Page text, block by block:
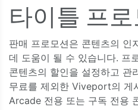
타이틀 프로
판매 프로모션은 콘텐츠의 인
데 도움이 될 수 있습니다. 프
콘텐츠의 할인을 설정하고 관
무료를 제외한 Viveport의 게
Arcade 전용 또는 구독 전용